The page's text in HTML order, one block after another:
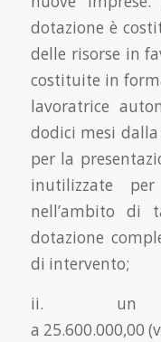
dotazione è
delle risorse in
costituite in
lavoratrice
dodici mesi
per la
inutilizzate per
nell’ambito di
dotazione
di intervento;
ii. un
a 25.600.000,00